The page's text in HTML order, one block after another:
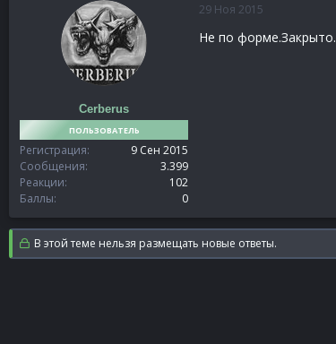
Cerberus
ПОЛЬЗОВАТЕЛЬ
Регистрация
9 Сен 2015
Сообщения
3.399
Реакции
102
Баллы
0
29 Ноя 2015
Не по форме.Закрыто.
В этой теме нельзя размещать новые ответы.